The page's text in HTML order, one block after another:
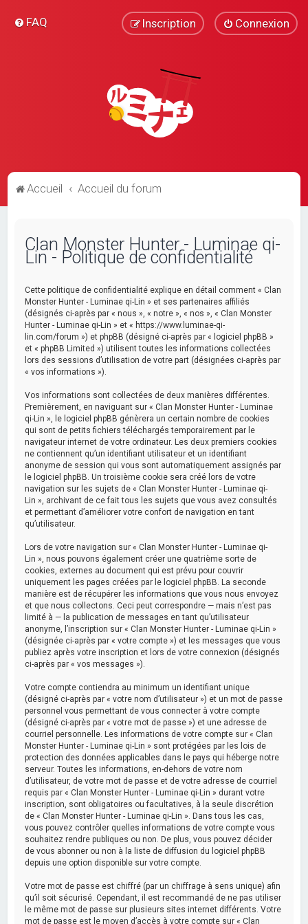
FAQ Connexion
Inscription
Accueil Accueil du forum
Clan Monster Hunter - Luminae qi-
Lin - Politique de confidentialité
Cette politique de confidentialité explique en détail comment « Clan
Monster Hunter - Luminae qi-Lin » et ses partenaires affiliés
(désignés ci-après par « nous », « notre », « nos », « Clan Monster
Hunter - Luminae qi-Lin » et « https://www.luminae-qi-
lin.com/forum ») et phpBB (désigné ci-après par « logiciel phpBB »
et « phpBB Limited ») utilisent toutes les informations collectées
lors des sessions d’utilisation de votre part (désignées ci-après par
« vos informations »).
Vos informations sont collectées de deux manières différentes.
Premièrement, en naviguant sur « Clan Monster Hunter - Luminae
qi-Lin », le logiciel phpBB génèrera un certain nombre de cookies
qui sont de petits fichiers téléchargés temporairement par le
navigateur internet de votre ordinateur. Les deux premiers cookies
ne contiennent qu’un identifiant utilisateur et un identifiant
anonyme de session qui vous sont automatiquement assignés par
le logiciel phpBB. Un troisième cookie sera créé lors de votre
navigation sur les sujets de « Clan Monster Hunter - Luminae qi-
Lin », archivant de ce fait tous les sujets que vous avez consultés
et permettant d’améliorer votre confort de navigation en tant
qu’utilisateur.
Lors de votre navigation sur « Clan Monster Hunter - Luminae qi-
Lin », nous pouvons également créer une quatrième sorte de
cookies, externes au document qui est prévu pour couvrir
uniquement les pages créées par le logiciel phpBB. La seconde
manière est de récupérer les informations que vous nous envoyez
et que nous collectons. Ceci peut correspondre — mais n’est pas
limité à — la publication de messages en tant qu’utilisateur
anonyme, l’inscription sur « Clan Monster Hunter - Luminae qi-Lin »
(désignée ci-après par « votre compte ») et les messages que vous
publiez après votre inscription et lors de votre connexion (désignés
ci-après par « vos messages »).
Votre compte contiendra au minimum un identifiant unique
(désigné ci-après par « votre nom d’utilisateur ») et un mot de passe
personnel vous permettant de vous connecter à votre compte
(désigné ci-après par « votre mot de passe ») et une adresse de
courriel personnelle. Les informations de votre compte sur « Clan
Monster Hunter - Luminae qi-Lin » sont protégées par les lois de
protection des données applicables dans le pays qui héberge notre
serveur. Toutes les informations, en-dehors de votre nom
d’utilisateur, de votre mot de passe et de votre adresse de courriel
requis par « Clan Monster Hunter - Luminae qi-Lin » durant votre
inscription, sont obligatoires ou facultatives, à la seule discrétion
de « Clan Monster Hunter - Luminae qi-Lin ». Dans tous les cas,
vous pouvez contrôler quelles informations de votre compte vous
souhaitez rendre publiques ou non. De plus, vous pouvez décider
de vous abonner ou non à la liste de diffusion du logiciel phpBB
depuis une option disponible sur votre compte.
Votre mot de passe est chiffré (par un chiffrage à sens unique) afin
qu’il soit sécurisé. Cependant, il est recommandé de ne pas utiliser
le même mot de passe sur plusieurs sites internet différents. Votre
mot de passe est le moyen d’accès à votre compte sur « Clan